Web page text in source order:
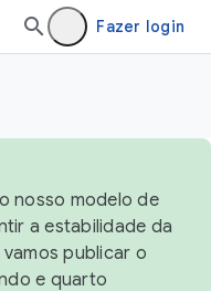
Fazer login
nosso modelo de
a estabilidade da
publicar o
e quarto